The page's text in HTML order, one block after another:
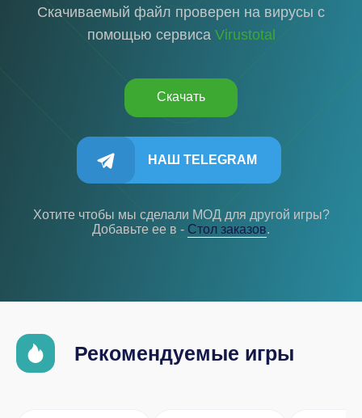
Скачиваемый файл проверен на вирусы с
помощью сервиса Virustotal
Скачать
НАШ TELEGRAM
Хотите чтобы мы сделали МОД для другой игры?
Добавьте ее в - Cтол заказов.
Рекомендуемые игры